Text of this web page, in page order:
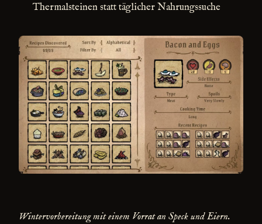
Thermalsteinen statt täglicher Nahrungssuche
Wintervorbereitung mit einem Vorrat an Speck und Eiern.